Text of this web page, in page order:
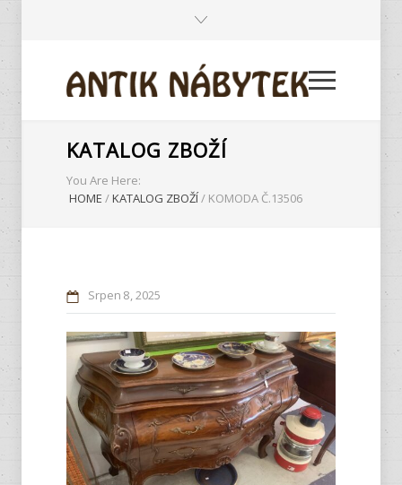
KATALOG ZBOŽÍ
You Are Here:
HOME /KATALOG ZBOŽÍ/ KOMODA Č.13506
Srpen 8 2025